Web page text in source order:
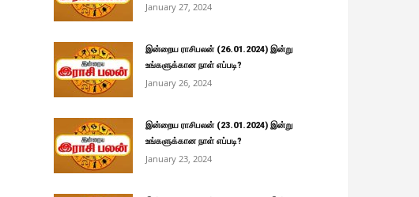
January 27, 2024
இன்றைய ராசிபலன் (26.01.2024) இன்று
உங்களுக்கான நாள் எப்படி?
January 26, 2024
இன்றைய ராசிபலன் (23.01.2024) இன்று
உங்களுக்கான நாள் எப்படி?
January 23, 2024